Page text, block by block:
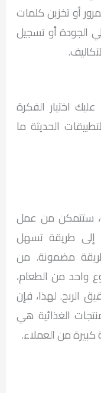
أو تخزين كلمات
الجودة أو تسجيل
اختيار الفكرة
الحديثة ما
ستتمكن من عمل
إلى طريقة تسهل
مضمونة. من
واحد من الطعام،
الربح. لهذا، فإن
الغذائية هي
من العملاء.